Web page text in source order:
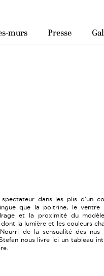
murs Presse
dans les plis d'un
que la poitrine, le ventre
et la proximité du
la lumière et les couleurs
de la sensualité des nus
nous livre ici un tableau